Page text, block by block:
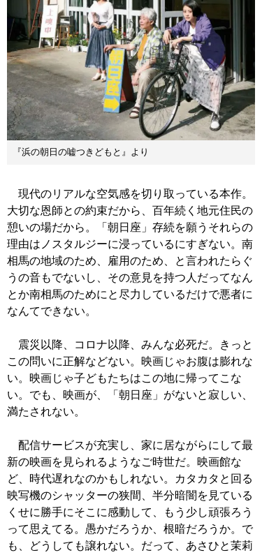
『浜の朝日の嘘つきどもと』より
現代のリアルな空気感を切り取っている本作。
大切な恩師との約束だから、百年続く地元住民の
憩いの場だから。「朝日座」存続を願うそれらの
理由はノスタルジーに浸っているにすぎない。南
相馬の地域のため、雇用のため、と言われたらぐ
うの音もでないし、その意見を持つ人だってなん
とか南相馬のためにと尽力しているだけで悪者に
なんてできない。
震災以降、コロナ以降、みんな必死だ。きっと
この問いに正解などない。映画じゃお腹は膨れな
い。映画じゃ子どもたちはこの地に帰ってこな
い。でも、映画が、「朝日座」がないと寂しい、
満たされない。
配信サービスが充実し、家に居ながらにして最
新の映画を見られるようなご時世だ。映画館な
ど、時代遅れなのかもしれない。カタカタと回る
映写機のシャッターの狭間、半分暗闇を見ている
くせに勝手にそこに感動して、もう少し頑張ろう
って思えてる。愚かだろうか、根暗だろうか。で
も、どうしても譲れない。だって、あさひと茉莉